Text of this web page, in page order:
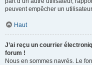
peuvent empêcher un
Haut
J’ai reçu un courrier
forum !
Nous en sommes navrés. Le